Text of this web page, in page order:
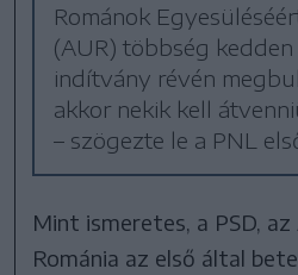
Románok
(AUR) többség
indítvány révén
akkor nekik kell
– szögezte le a PNL
Mint ismeretes, a PSD, az
Románia az első által